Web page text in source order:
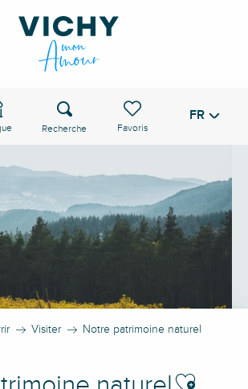
Voir les favoris
Recherche FR
Visiter Notre patrimoine naturel
Ajouter aux